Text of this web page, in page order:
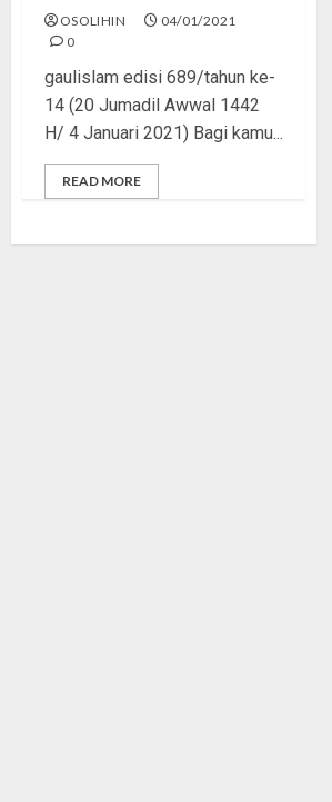
OSOLIHIN
04/01/2021
0
gaulislam edisi 689/tahun ke-
14 (20 Jumadil Awwal 1442
H/ 4 Januari 2021) Bagi kamu...
READ MORE